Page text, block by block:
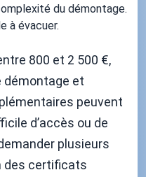
du démontage.
à évacuer.
800 et 2 500 €,
démontage et
peuvent
d’accès ou de
plusieurs
des certificats